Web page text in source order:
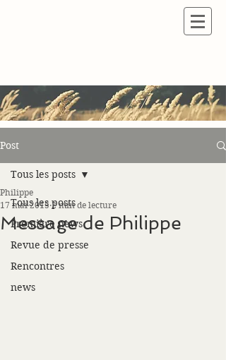
Post
Tous les posts
Première news
Revue de presse
Rencontres
news
Tous les posts
Message de Philippe
Philippe
17 mai 2015 2 min de lecture